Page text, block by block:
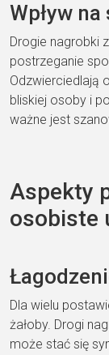
Wpływ
Drogie nagrobki
postrzeganie
Odzwierciedlają
bliskiej osoby i
ważne jest
Aspekty
osobiste
Dla wielu
żałoby. Drogi
może stać się